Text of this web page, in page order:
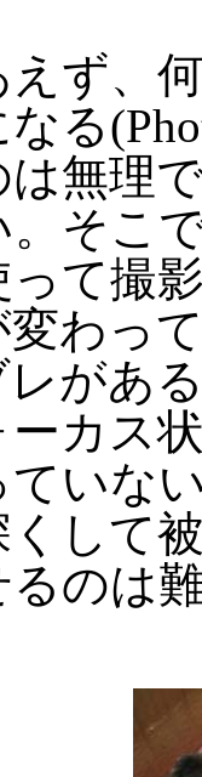
ず、
る
は無理
。そこ
って撮
わっ
があ
ーカス
ていな
して
るのは